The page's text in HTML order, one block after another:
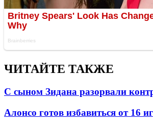
ЧИТАЙТЕ ТАКЖЕ
С сыном Зидана разорвали
Алонсо готов избавиться от 16